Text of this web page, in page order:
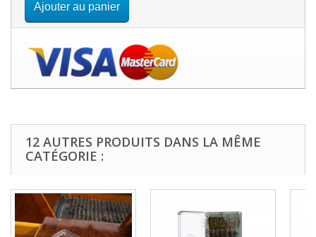
Ajouter au panier
12 AUTRES PRODUITS DANS LA MÊME
CATÉGORIE :